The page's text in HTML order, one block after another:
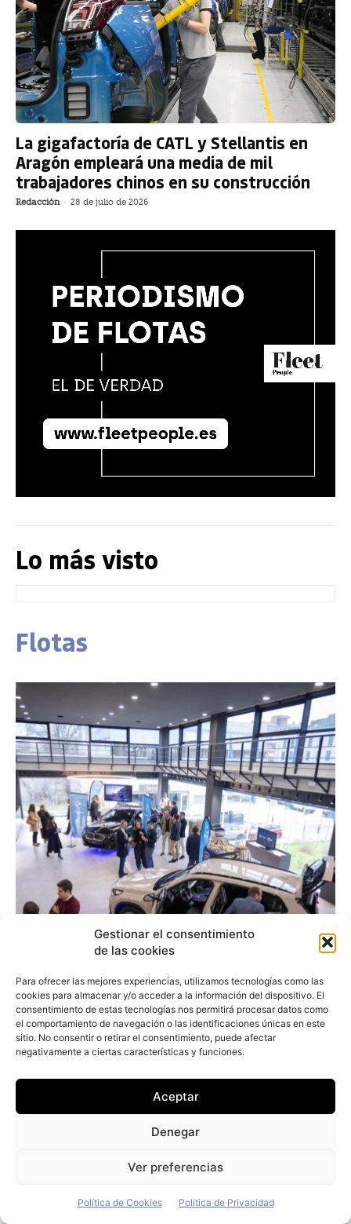
Gestionar el consentimiento
de las cookies
Para ofrecer las mejores experiencias, utilizamos tecnologías como las
cookies para almacenar y/o acceder a la información del dispositivo. El
consentimiento de estas tecnologías nos permitirá procesar datos como
el comportamiento de navegación o las identificaciones únicas en este
sitio. No consentir o retirar el consentimiento, puede afectar
negativamente a ciertas características y funciones.
Aceptar
Denegar
Ver preferencias
Política de Cookies Política de Privacidad
La gigafactoría de CATL y Stellantis en
Aragón empleará una media de mil
trabajadores chinos en su construcción
Redacción - 28 de julio de 2026
Lo más visto
Flotas
primeros 42 vehículos eléctricos